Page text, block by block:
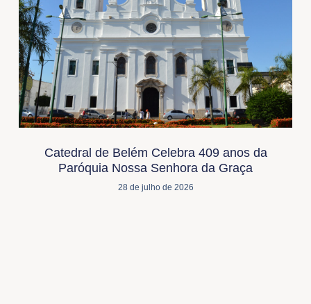
Catedral de Belém Celebra 409 anos da
Paróquia Nossa Senhora da Graça
28 de julho de 2026